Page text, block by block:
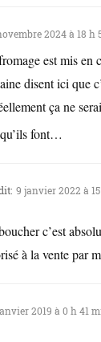
2024 à 18 h
est mis en
disent ici que
ça ne
font…
9 janvier 2022 à
c’est
à la vente par
2019 à 0 h 41